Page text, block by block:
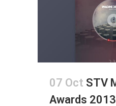
07 Oct STV
Awards 2013